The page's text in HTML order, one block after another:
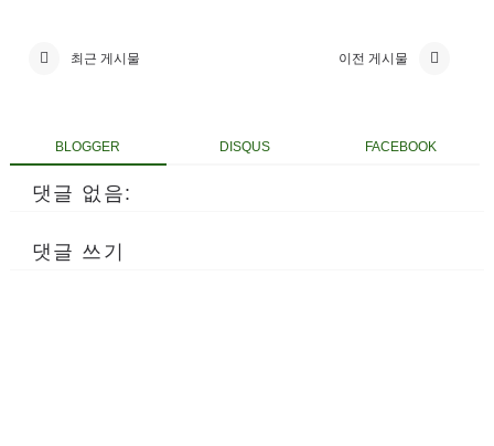
최근 게시물 이전 게시물
BLOGGER DISQUS FACEBOOK
댓글 없음:
댓글 쓰기